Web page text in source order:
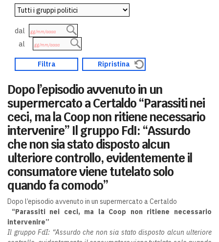
dal
al
Dopo l’episodio avvenuto in un
supermercato a Certaldo “Parassiti nei
ceci, ma la Coop non ritiene necessario
intervenire” Il gruppo FdI: “Assurdo
che non sia stato disposto alcun
ulteriore controllo, evidentemente il
consumatore viene tutelato solo
quando fa comodo”
Dopo l’episodio avvenuto in un supermercato a Certaldo
“Parassiti nei ceci, ma la Coop non ritiene necessario
intervenire”
Il gruppo FdI: “Assurdo che non sia stato disposto alcun ulteriore